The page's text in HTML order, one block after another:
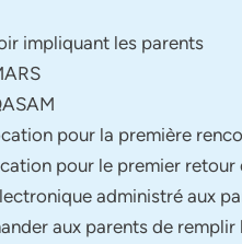
impliquant les parents
pour la première
pour le premier retour
administré aux
aux parents de